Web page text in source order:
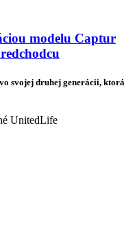
modelu Captur
svojej druhej generácii, ktorá
UnitedLife